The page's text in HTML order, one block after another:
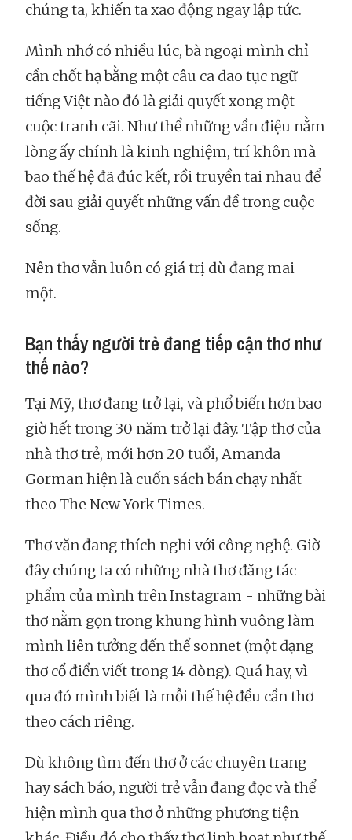
chúng ta, khiến ta xao động ngay lập tức.
Mình nhớ có nhiều lúc, bà ngoại mình chỉ
cần chốt hạ bằng một câu ca dao tục ngữ
tiếng Việt nào đó là giải quyết xong một
cuộc tranh cãi. Như thể những vần điệu nằm
lòng ấy chính là kinh nghiệm, trí khôn mà
bao thế hệ đã đúc kết, rồi truyền tai nhau để
đời sau giải quyết những vấn đề trong cuộc
sống.
Nên thơ vẫn luôn có giá trị dù đang mai
một.
Bạn thấy người trẻ đang tiếp cận thơ như
thế nào?
Tại Mỹ, thơ đang trở lại, và phổ biến hơn bao
giờ hết trong 30 năm trở lại đây. Tập thơ của
nhà thơ trẻ, mới hơn 20 tuổi, Amanda
Gorman hiện là cuốn sách bán chạy nhất
theo The New York Times.
Thơ văn đang thích nghi với công nghệ. Giờ
đây chúng ta có những nhà thơ đăng tác
phẩm của mình trên Instagram - những bài
thơ nằm gọn trong khung hình vuông làm
mình liên tưởng đến thể sonnet (một dạng
thơ cổ điển viết trong 14 dòng). Quá hay, vì
qua đó mình biết là mỗi thế hệ đều cần thơ
theo cách riêng.
Dù không tìm đến thơ ở các chuyên trang
hay sách báo, người trẻ vẫn đang đọc và thể
hiện mình qua thơ ở những phương tiện